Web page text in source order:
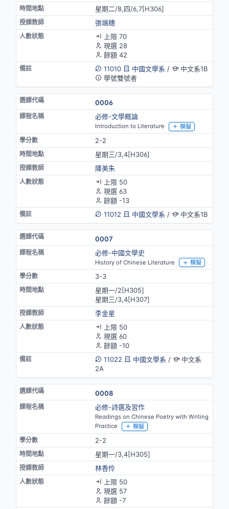
星期二/8,四/6,7[H306]
張端穗
上限 70
現選 28
餘額 42
11010
中國文學系 /
中文系1B
學號雙號者
0006
必修-文學概論
Introduction to Literature 模擬
2-2
星期三/3,4[H306]
陳美朱
上限 50
現選 63
餘額 -13
11012
中國文學系 / 中文系1B
0007
必修-中國文學史
History of Chinese Literature 模擬
3-3
星期一/2[H305]
星期三/3,4[H307]
李金星
上限 50
現選 60
餘額 -10
11022
中國文學系 /
中文系
2A
0008
必修-詩選及習作
Readings on Chinese Poetry with Writing
Practice
模擬
2-2
星期一/3,4[H305]
林香伶
上限 50
現選 57
餘額 -7